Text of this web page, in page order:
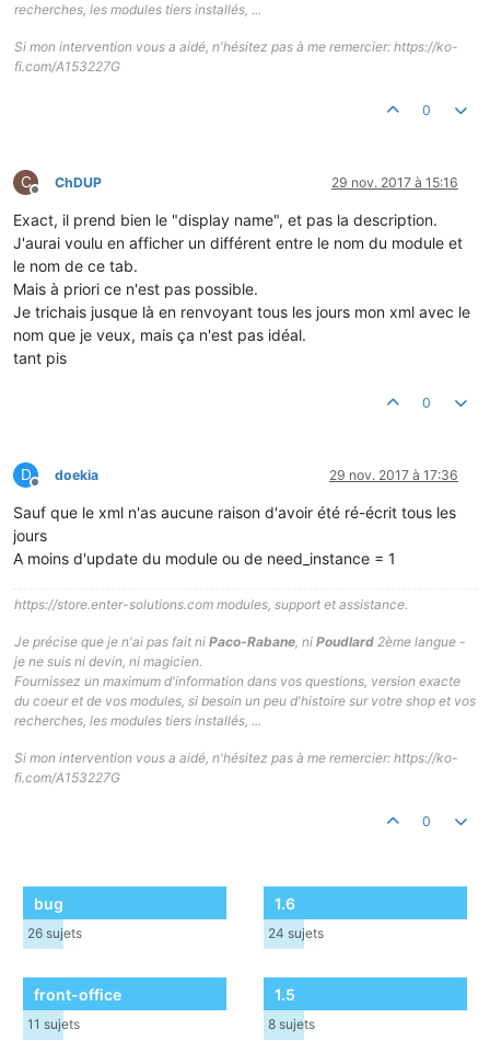
recherches, les modules tiers installés, ...
Si mon intervention vous a aidé, n'hésitez pas à me remercier: https://ko-
fi.com/A153227G
0
C
Hors-ligne
ChDUP 29 nov. 2017 à 15:16
Exact, il prend bien le "display name", et pas la description.
J'aurai voulu en afficher un différent entre le nom du module et
le nom de ce tab.
Mais à priori ce n'est pas possible.
Je trichais jusque là en renvoyant tous les jours mon xml avec le
nom que je veux, mais ça n'est pas idéal.
tant pis
0
D
Hors-ligne
doekia 29 nov. 2017 à 17:36
Sauf que le xml n'as aucune raison d'avoir été ré-écrit tous les
jours
A moins d'update du module ou de need_instance = 1
https://store.enter-solutions.com modules, support et assistance.
Je précise que je n'ai pas fait ni Paco-Rabane, ni Poudlard 2ème langue -
je ne suis ni devin, ni magicien.
Fournissez un maximum d'information dans vos questions, version exacte
du coeur et de vos modules, si besoin un peu d'histoire sur votre shop et vos
recherches, les modules tiers installés, ...
Si mon intervention vous a aidé, n'hésitez pas à me remercier: https://ko-
fi.com/A153227G
0
bug
26 sujets
1.6
24 sujets
front-office
11 sujets
1.5
8 sujets